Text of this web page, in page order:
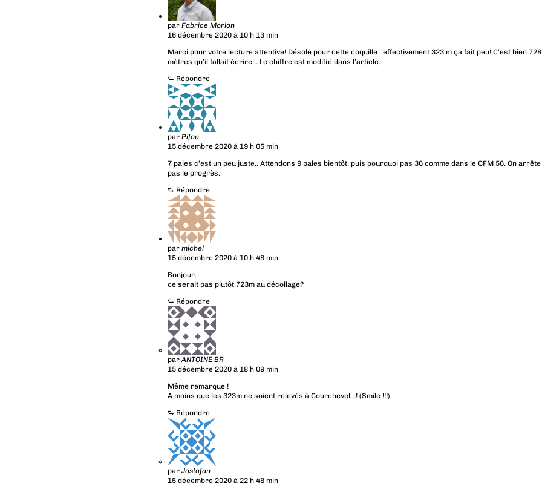
par Fabrice Morlon
16 décembre 2020 à 10 h 13 min
Merci pour votre lecture attentive! Désolé pour cette coquille : effectivement 323 m ça fait peu! C’est bien 728
mètres qu’il fallait écrire… Le chiffre est modifié dans l’article.
⮑ Répondre
par Pifou
15 décembre 2020 à 19 h 05 min
7 pales c’est un peu juste.. Attendons 9 pales bientôt, puis pourquoi pas 36 comme dans le CFM 56. On arrête
pas le progrès.
⮑ Répondre
par michel
15 décembre 2020 à 10 h 48 min
Bonjour,
ce serait pas plutôt 723m au décollage?
⮑ Répondre
parANTOINE BR
15 décembre 2020 à 18 h 09 min
Même remarque !
A moins que les 323m ne soient relevés à Courchevel…! (Smile !!!)
⮑ Répondre
par Jastafan
15 décembre 2020 à 22 h 48 min